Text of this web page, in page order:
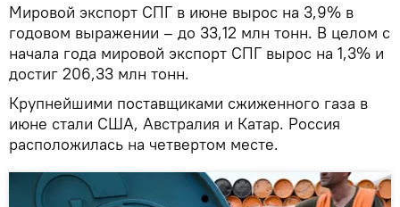
Мировой экспорт СПГ в июне вырос на 3,9% в
годовом выражении – до 33,12 млн тонн. В целом с
начала года мировой экспорт СПГ вырос на 1,3% и
достиг 206,33 млн тонн.
Крупнейшими поставщиками сжиженного газа в
июне стали США, Австралия и Катар. Россия
расположилась на четвертом месте.